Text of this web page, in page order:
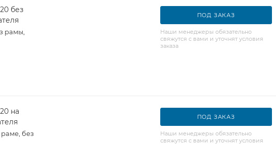
без
рамы,
ПОД ЗАКАЗ
Наши менеджеры обязательно
свяжутся с вами и уточнят условия
заказа
на
раме, без
ПОД ЗАКАЗ
Наши менеджеры обязательно
свяжутся с вами и уточнят условия